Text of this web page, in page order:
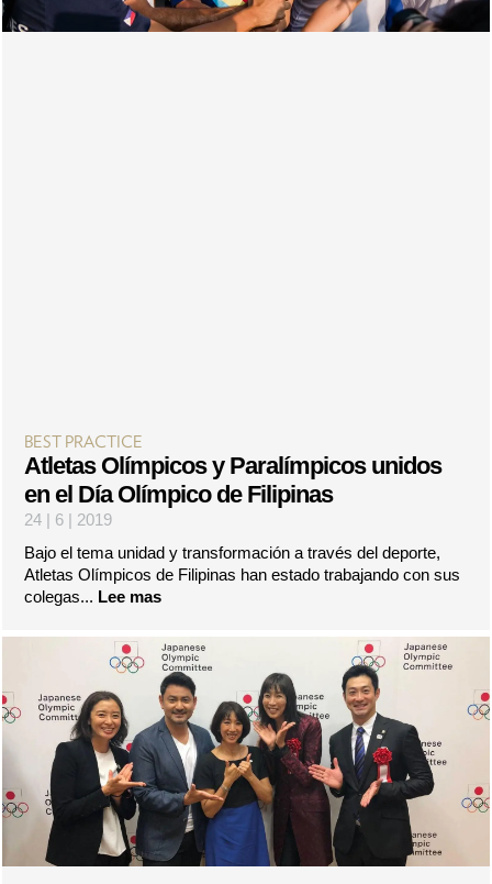
BEST PRACTICE
Atletas Olímpicos y Paralímpicos unidos
en el Día Olímpico de Filipinas
24 | 6 | 2019
Bajo el tema unidad y transformación a través del deporte,
Atletas Olímpicos de Filipinas han estado trabajando con sus
colegas... Lee mas